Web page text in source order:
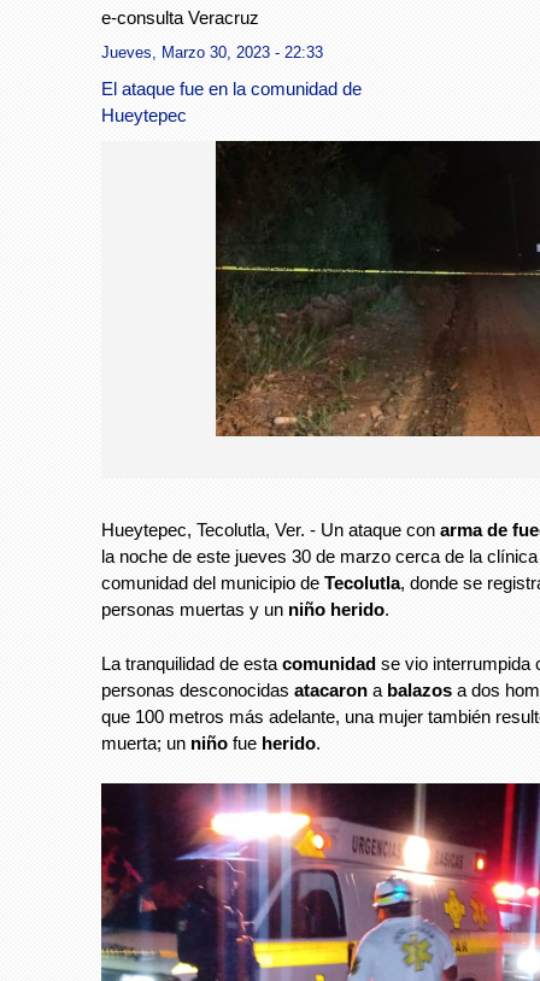
e-consulta Veracruz
Jueves, Marzo 30, 2023 - 22:33
El ataque fue en la comunidad de
Hueytepec
Hueytepec, Tecolutla, Ver. - Un ataque con arma de
la noche de este jueves 30 de marzo cerca de la
comunidad del municipio de Tecolutla, donde se
personas muertas y un niño herido.
La tranquilidad de esta comunidad se vio interrumpida
personas desconocidas atacaron a balazos a dos
que 100 metros más adelante, una mujer también
muerta; un niño fue herido.